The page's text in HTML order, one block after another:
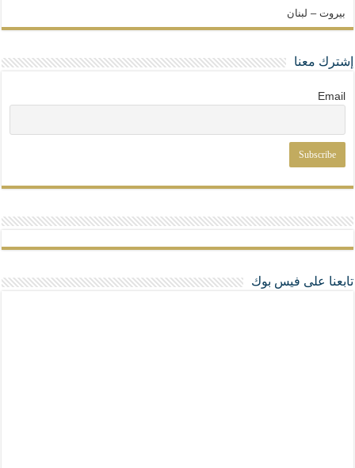
بيروت – لبنان
إشترك معنا
Email
تابعنا على فيس بوك